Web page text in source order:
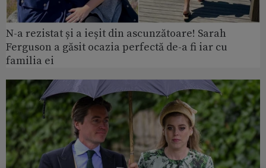
N-a rezistat și a ieșit din ascunzătoare! Sarah
Ferguson a găsit ocazia perfectă de-a fi iar cu
familia ei